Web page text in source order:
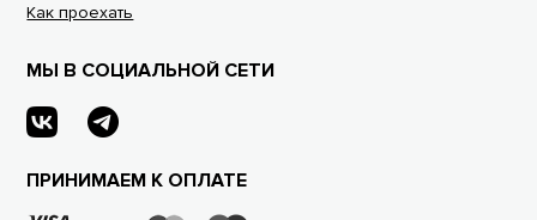
Как проехать
МЫ В СОЦИАЛЬНОЙ СЕТИ
ПРИНИМАЕМ К ОПЛАТЕ